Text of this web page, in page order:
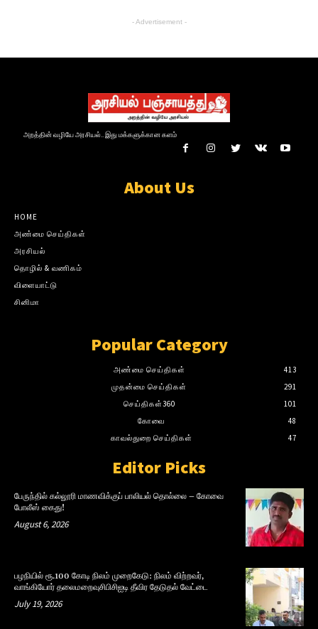
- Advertisement -
அறத்தின் வழியே அரசியல்.. இது மக்களுக்கான களம்
About Us
HOME
அண்மை செய்திகள்
அரசியல்
தொழில் & வணிகம்
விளையாட்டு
சினிமா
Popular Category
அண்மை செய்திகள்
413
முதன்மை செய்திகள்
291
செய்திகள்360
101
கோவை
48
காவல்துறை செய்திகள்
47
Editor Picks
பேருந்தில் கல்லூரி மாணவிக்குப் பாலியல் தொல்லை – கோவை
போலீஸ் கைது!
August 6, 2026
பழநியில் ரூ.100 கோடி நிலம் முறைகேடு: நிலம் விற்றவர்,
வாங்கியோர் தலைமறைவுசிபிசிஐடி தீவிர தேடுதல் வேட்டை
July 19, 2026